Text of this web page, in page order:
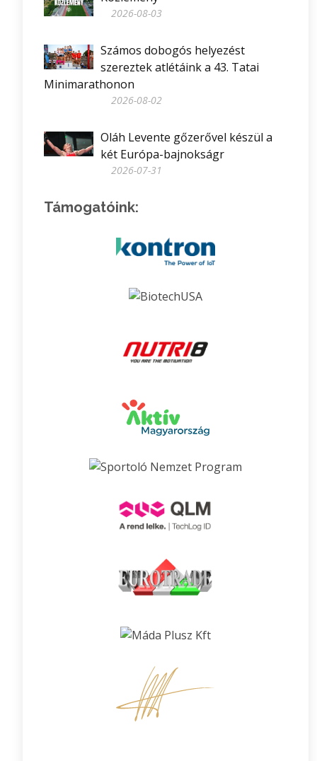
2026-08-03
Számos dobogós helyezést
szereztek atlétáink a 43. Tatai
Minimarathonon
2026-08-02
Oláh Levente gőzerővel készül a
két Európa-bajnokságr
2026-07-31
Támogatóink: